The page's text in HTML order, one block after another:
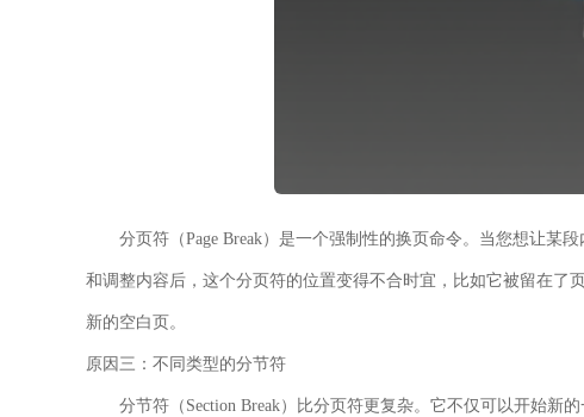
分页符（Page Break）是一个强制性的换页命令。当您想让某
和调整内容后，这个分页符的位置变得不合时宜，比如它被留在了
新的空白页。
原因三：不同类型的分节符
分节符（Section Break）比分页符更复杂。它不仅可以开始新